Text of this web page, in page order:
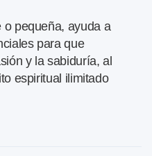
o pequeña, ayuda a
para que
y la sabiduría, al
espiritual ilimitado